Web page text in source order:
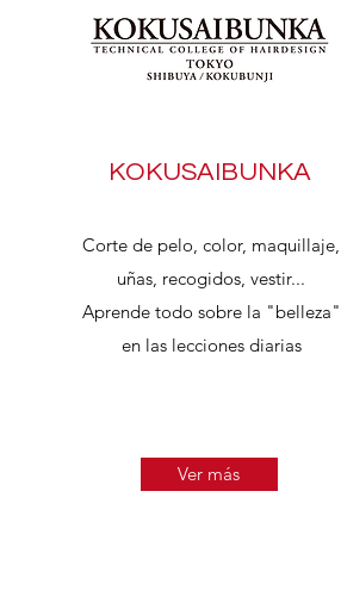
KOKUSAIBUNKA
Corte de pelo, color, maquillaje,
uñas, recogidos, vestir...
Aprende todo sobre la "belleza"
en las lecciones diarias
Ver más